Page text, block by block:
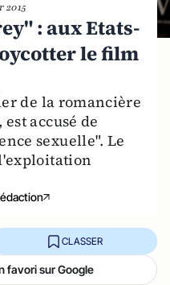
2015
: aux Etats-
le film
de la romancière
accusé de
sexuelle". Le
CLASSER
favori sur Google